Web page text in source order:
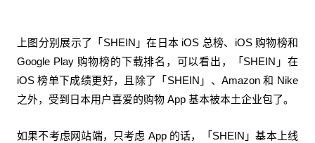
上图分别展示了「SHEIN」在日本 iOS 总榜、iOS 购物榜和
Google Play 购物榜的下载排名，可以看出，「SHEIN」在
iOS 榜单下成绩更好，且除了「SHEIN」、Amazon 和 Nike
之外，受到日本用户喜爱的购物 App 基本被本土企业包了。
如果不考虑网站端，只考虑 App 的话，「SHEIN」基本上线